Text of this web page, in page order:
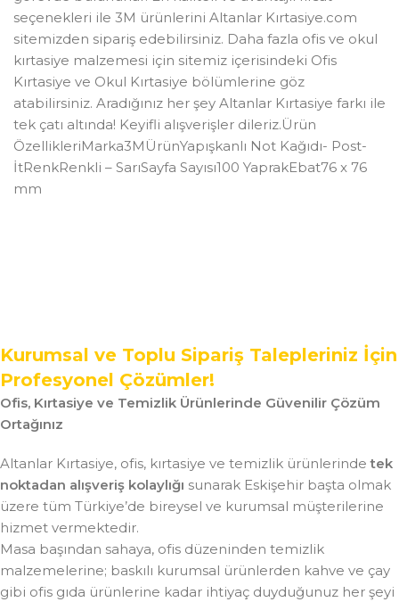
seçenekleri ile 3M ürünlerini Altanlar Kırtasiye.com
sitemizden sipariş edebilirsiniz. Daha fazla ofis ve okul
kırtasiye malzemesi için sitemiz içerisindeki Ofis
Kırtasiye ve Okul Kırtasiye bölümlerine göz
atabilirsiniz. Aradığınız her şey Altanlar Kırtasiye farkı ile
tek çatı altında! Keyifli alışverişler dileriz.Ürün
ÖzellikleriMarka3MÜrünYapışkanlı Not Kağıdı- Post-
İtRenkRenkli – SarıSayfa Sayısı100 YaprakEbat76 x 76
mm
Kurumsal ve Toplu Sipariş Talepleriniz İçin
Profesyonel Çözümler!
Ofis, Kırtasiye ve Temizlik Ürünlerinde Güvenilir Çözüm
Ortağınız
Altanlar Kırtasiye, ofis, kırtasiye ve temizlik ürünlerindetek
noktadan alışveriş kolaylığı sunarak Eskişehir başta olmak
üzere tüm Türkiye’de bireysel ve kurumsal müşterilerine
hizmet vermektedir.
Masa başından sahaya, ofis düzeninden temizlik
malzemelerine; baskılı kurumsal ürünlerden kahve ve çay
gibi ofis gıda ürünlerine kadar ihtiyaç duyduğunuz her şeyi